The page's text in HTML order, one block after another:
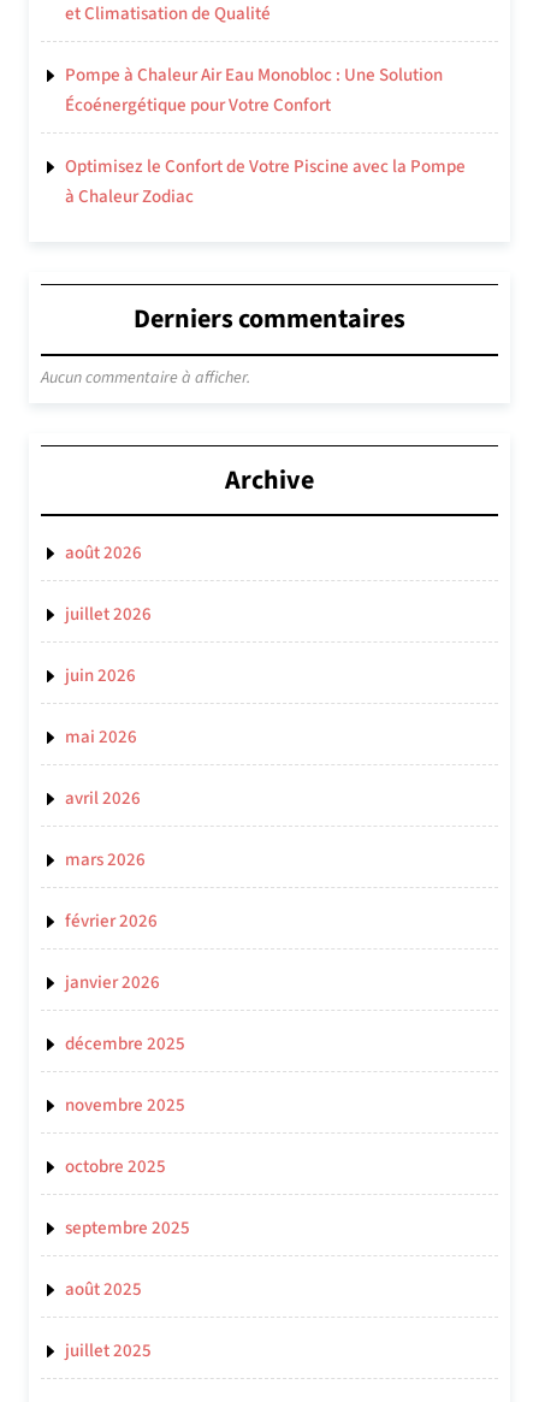
et Climatisation de Qualité
Pompe à Chaleur Air Eau Monobloc : Une Solution
Écoénergétique pour Votre Confort
Optimisez le Confort de Votre Piscine avec la Pompe
à Chaleur Zodiac
Derniers commentaires
Aucun commentaire à afficher.
Archive
août 2026
juillet 2026
juin 2026
mai 2026
avril 2026
mars 2026
février 2026
janvier 2026
décembre 2025
novembre 2025
octobre 2025
septembre 2025
août 2025
juillet 2025